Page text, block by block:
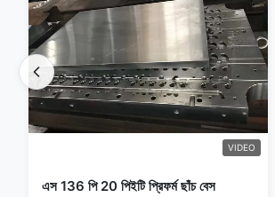
VIDEO
এস 136 পি 20 পিইটি প্রিফর্ম ছাঁচ বেস